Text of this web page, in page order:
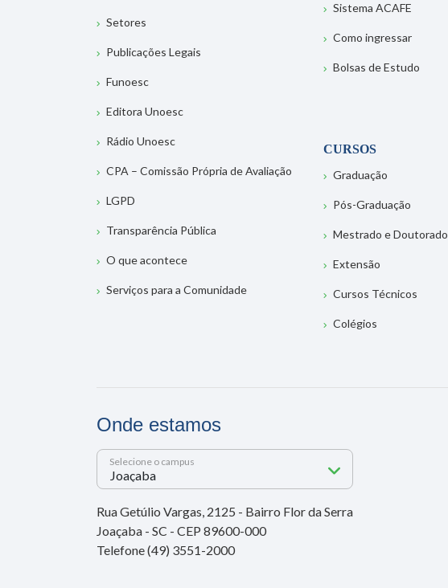
Setores
Publicações Legais
Funoesc
Editora Unoesc
Rádio Unoesc
CPA – Comissão Própria de Avaliação
LGPD
Transparência Pública
O que acontece
Serviços para a Comunidade
Sistema ACAFE
Como ingressar
Bolsas de Estudo
CURSOS
Graduação
Pós-Graduação
Mestrado e Doutorado
Extensão
Cursos Técnicos
Colégios
Onde estamos
Selecione o campus
Rua Getúlio Vargas, 2125 - Bairro Flor da Serra
Joaçaba - SC - CEP 89600-000
Telefone (49) 3551-2000